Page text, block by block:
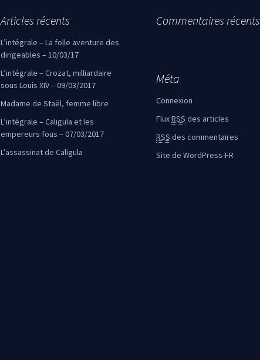
Articles récents
L’intégrale – La folle aventure des
dirigeables – 10/03/17
L’intégrale – Crozat, milliardaire
sous Louis XIV – 09/03/2017
Madame de Staël, femme libre
L’intégrale – Caligula et les
empereurs fous – 07/03/2017
L’assassinat de Caligula
Commentaires récents
Méta
Connexion
FluxRSS des articles
RSS des commentaires
Site de WordPress-FR